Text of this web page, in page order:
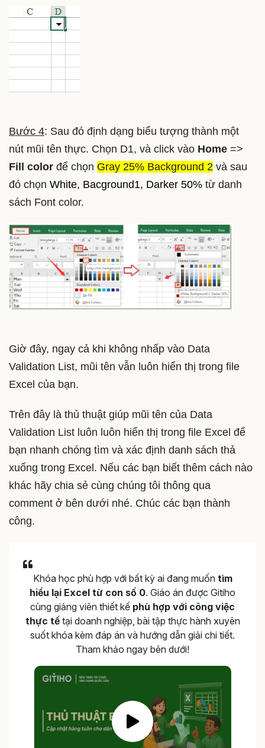
Bước 4: Sau đó định dạng biểu tượng thành một
nút mũi tên thực. Chọn D1, và click vào Home =>
Fill color để chọn Gray 25% Background 2 và sau
đó chọn White, Bacground1, Darker 50% từ danh
sách Font color.
Giờ đây, ngay cả khi không nhấp vào Data
Validation List, mũi tên vẫn luôn hiển thị trong file
Excel của bạn.
Trên đây là thủ thuật giúp mũi tên của Data
Validation List luôn luôn hiển thị trong file Excel để
bạn nhanh chóng tìm và xác định danh sách thả
xuống trong Excel. Nếu các bạn biết thêm cách nào
khác hãy chia sẻ cùng chúng tôi thông qua
comment ở bên dưới nhé. Chúc các bạn thành
công.
Khóa học phù hợp với bất kỳ ai đang muốn tìm
hiểu lại Excel từ con số 0. Giáo án được Gitiho
cùng giảng viên thiết kế phù hợp với công việc
thực tếtại doanh nghiệp, bài tập thực hành xuyên
suốt khóa kèm đáp án và hướng dẫn giải chi tiết.
Tham khảo ngay bên dưới!